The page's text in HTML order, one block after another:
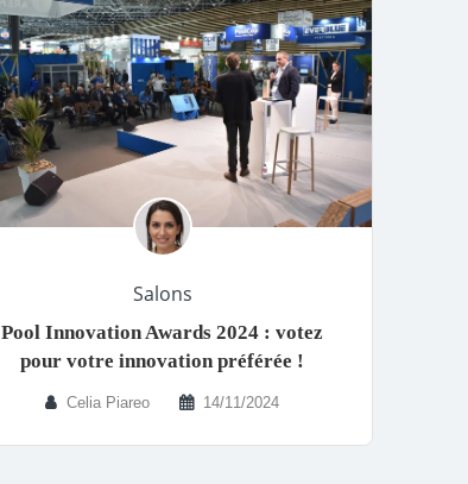
Salons
Pool Innovation Awards 2024 : votez
pour votre innovation préférée !
Celia Piareo 14/11/2024